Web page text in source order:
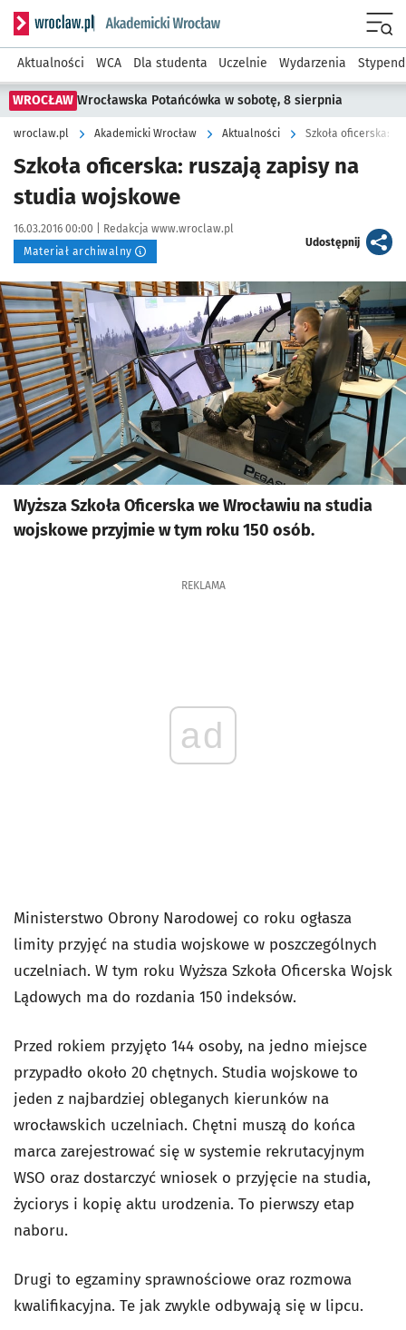
Serwis informacyjny wroclaw.pl podserwis: Akademicki
Aktualności WCA Dla studenta Uczelnie Wydarzenia
WROCŁAW Wrocławska Potańcówka w sobotę, 8 sierpnia
wroclaw.pl Akademicki Wrocław Aktualności Szkoła oficerska:
Szkoła oficerska: ruszają zapisy na
studia wojskowe
Data publikacji:
16.03.2016 00:00 | Autor:
Redakcja www.wroclaw.pl
Materiał archiwalny
Udostępnijartykuł
Kliknij, aby powiększyć
Wyższa Szkoła Oficerska we Wrocławiu na studia
wojskowe przyjmie w tym roku 150 osób.
REKLAMA
ad
Ministerstwo Obrony Narodowej co roku ogłasza
limity przyjęć na studia wojskowe w poszczególnych
uczelniach. W tym roku Wyższa Szkoła Oficerska Wojsk
Lądowych ma do rozdania 150 indeksów.
Przed rokiem przyjęto 144 osoby, na jedno miejsce
przypadło około 20 chętnych. Studia wojskowe to
jeden z najbardziej obleganych kierunków na
wrocławskich uczelniach. Chętni muszą do końca
marca zarejestrować się w systemie rekrutacyjnym
WSO oraz dostarczyć wniosek o przyjęcie na studia,
życiorys i kopię aktu urodzenia. To pierwszy etap
naboru.
Drugi to egzaminy sprawnościowe oraz rozmowa
kwalifikacyjna. Te jak zwykle odbywają się w lipcu.